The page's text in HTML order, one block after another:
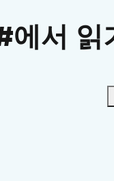
에서 읽